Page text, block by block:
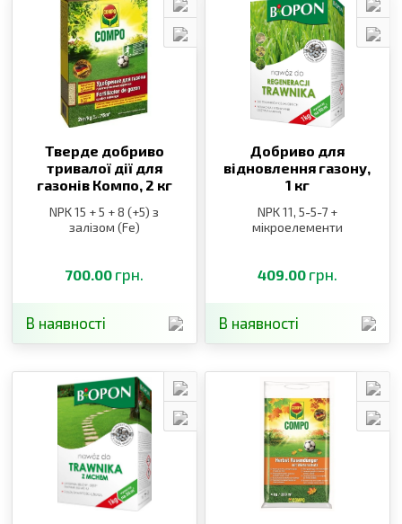
Тверде добриво
тривалої дії для
газонів Компо, 2 кг
NPK 15 + 5 + 8 (+5) з
залізом (Fe)
700.00 грн.
В наявності
Добриво для
відновлення газону,
1 кг
NPK 11, 5-5-7 +
мікроелементи
409.00 грн.
В наявності